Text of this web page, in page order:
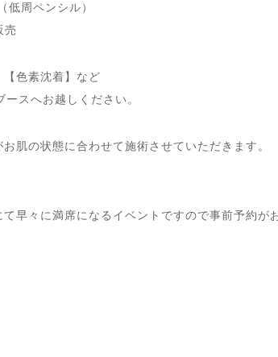
低周ペンシル）
売
【色素沈着】など
スへお越しください。
肌の状態に合わせて施術させていただきます。
早々に満席になるイベントですので事前予約が